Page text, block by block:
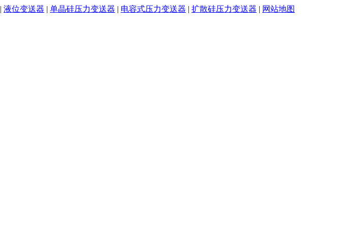
| 液位变送器 | 单晶硅压力变送器 | 电容式压力变送器 | 扩散硅压力变送器 | 网站地图